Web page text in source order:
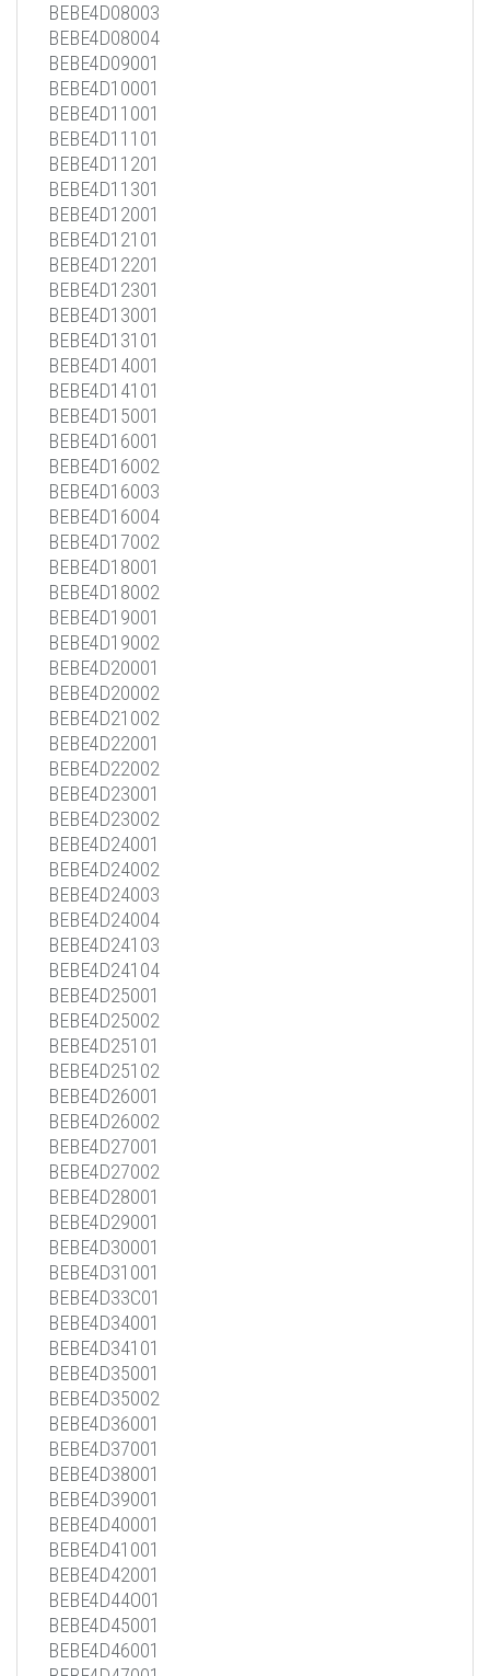
BEBE4D08003
BEBE4D08004
BEBE4D09001
BEBE4D10001
BEBE4D11001
BEBE4D11101
BEBE4D11201
BEBE4D11301
BEBE4D12001
BEBE4D12101
BEBE4D12201
BEBE4D12301
BEBE4D13001
BEBE4D13101
BEBE4D14001
BEBE4D14101
BEBE4D15001
BEBE4D16001
BEBE4D16002
BEBE4D16003
BEBE4D16004
BEBE4D17002
BEBE4D18001
BEBE4D18002
BEBE4D19001
BEBE4D19002
BEBE4D20001
BEBE4D20002
BEBE4D21002
BEBE4D22001
BEBE4D22002
BEBE4D23001
BEBE4D23002
BEBE4D24001
BEBE4D24002
BEBE4D24003
BEBE4D24004
BEBE4D24103
BEBE4D24104
BEBE4D25001
BEBE4D25002
BEBE4D25101
BEBE4D25102
BEBE4D26001
BEBE4D26002
BEBE4D27001
BEBE4D27002
BEBE4D28001
BEBE4D29001
BEBE4D30001
BEBE4D31001
BEBE4D33C01
BEBE4D34001
BEBE4D34101
BEBE4D35001
BEBE4D35002
BEBE4D36001
BEBE4D37001
BEBE4D38001
BEBE4D39001
BEBE4D40001
BEBE4D41001
BEBE4D42001
BEBE4D44O01
BEBE4D45001
BEBE4D46001